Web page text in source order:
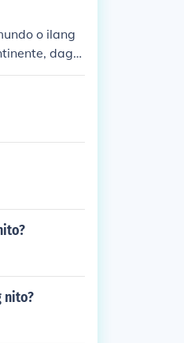
o ilang
daga
globo ay isan
nito?